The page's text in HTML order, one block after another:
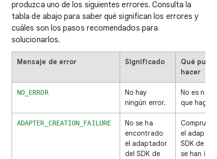
produzca uno de los siguientes errores. Consulta la
tabla de abajo para saber qué significan los errores y
cuáles son los pasos recomendados para
solucionarlos.
Mensaje de error Significado
Qué
hacer
NO_ERROR
No hay
ningún error.
No es
que hagas
ADAPTER_CREATION_FAILURE
No se ha
encontrado
el adaptador
del SDK de
el
SDK de
se han